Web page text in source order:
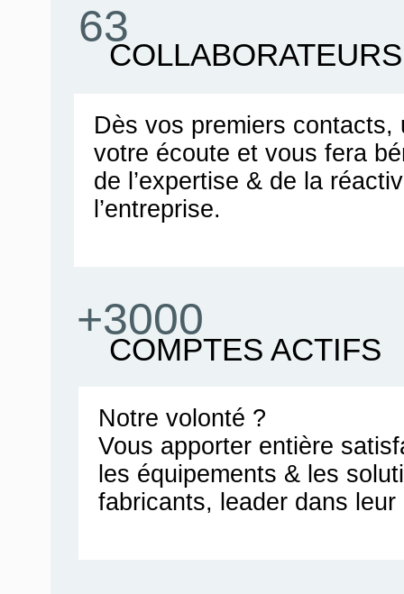
+3000
63
COLLABORATEURS
Dès vos premiers contacts,
votre écoute et vous fera
de l’expertise & de la
l’entreprise.
COMPTES ACTIFS
Notre volonté ?
Vous apporter entière
les équipements & les
fabricants, leader dans leur